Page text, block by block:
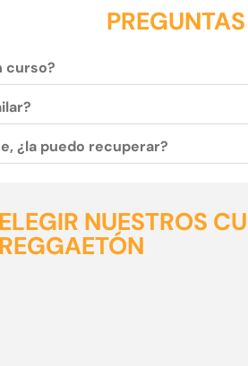
curso?
¿la puedo recuperar?
NUESTROS